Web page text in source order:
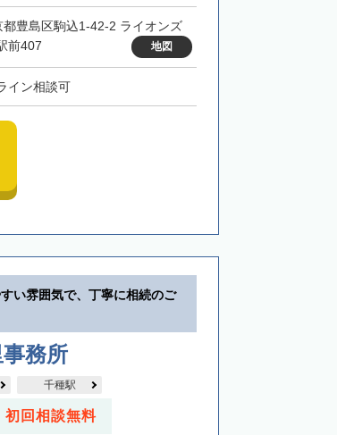
豊島区駒込1-42-2 ライオンズ
前407
地図
イン相談可
い雰囲気で、丁寧に相続のご
務所
千種駅
初回相談無料